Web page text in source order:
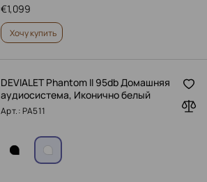
1,099
€
Хочу купить
DEVIALET Phantom II 95db Домашняя
аудиосистема, Иконично белый
Арт.: PA511